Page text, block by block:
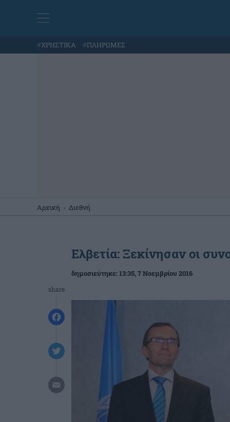
#ΧΡΗΣΤΙΚΑ #ΠΛΗΡΩΜΕΣ
Αρχική - Διεθνή
share
Ελβετία: Ξεκίνησαν οι
δημοσιεύτηκε:13:35, 7 Νοεμβρίου 2016